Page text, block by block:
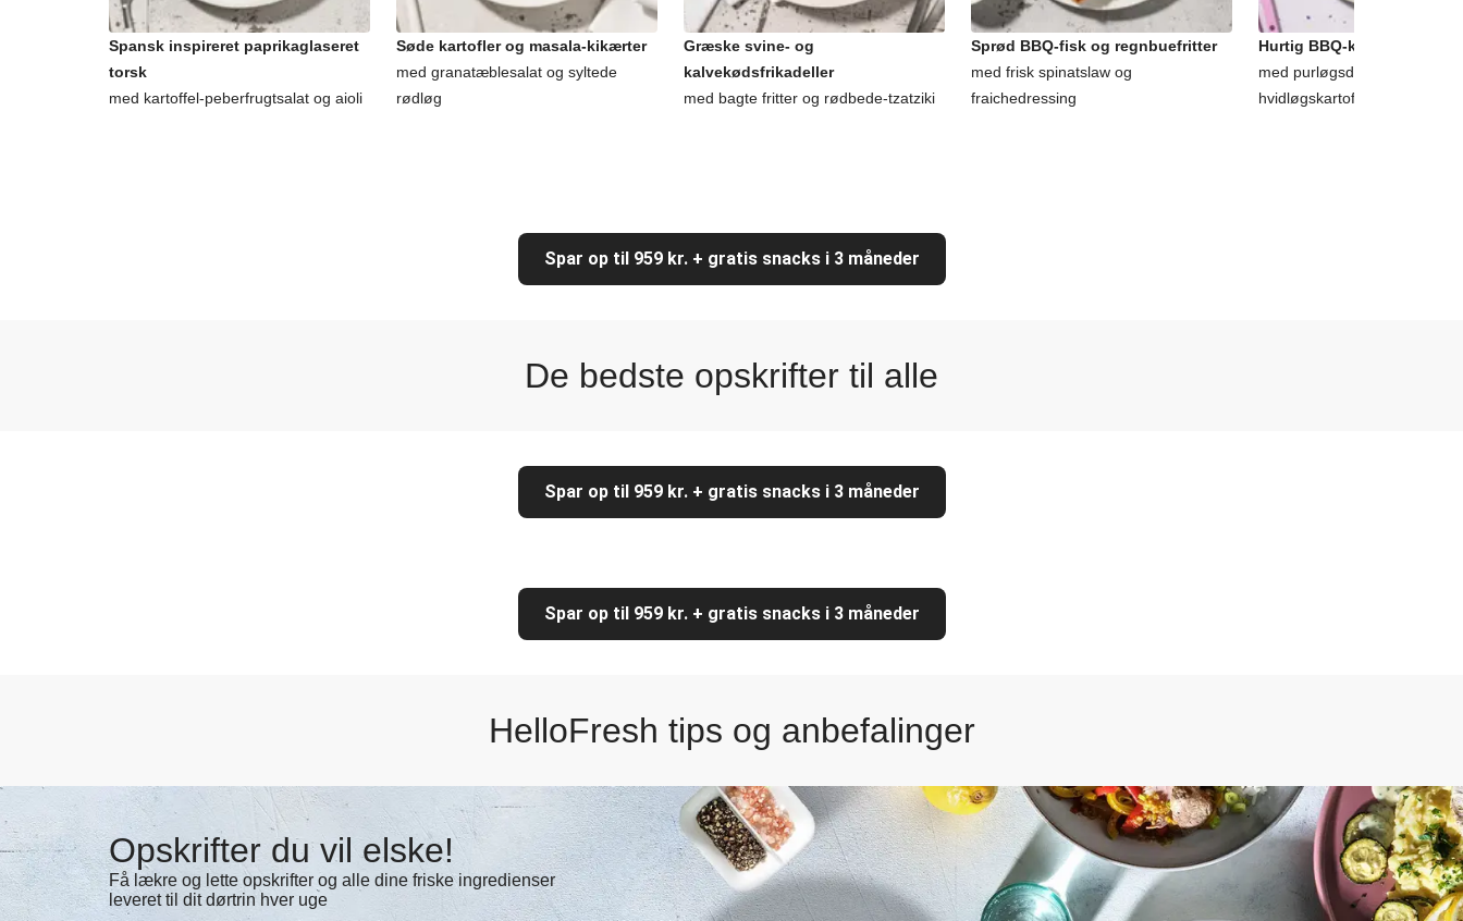
Spansk inspireret paprikaglaseret
torsk
med kartoffel-peberfrugtsalat og aioli
Søde kartofler og masala-kikærter
med granatæblesalat og syltede
rødløg
Græske svine- og
kalvekødsfrikadeller
med bagte fritter og rødbede-tzatziki
Sprød BBQ-fisk og regnbuefritter
med frisk spinatslaw og
fraichedressing
Hurtig BBQ-krydret hvid
med purløgsdressing og
hvidløgskartofler
Spar op til 959 kr. + gratis snacks i 3 måneder
De bedste opskrifter til alle
Spar op til 959 kr. + gratis snacks i 3 måneder
Spar op til 959 kr. + gratis snacks i 3 måneder
HelloFresh tips og anbefalinger
Opskrifter du vil elske!
Få lækre og lette opskrifter og alle dine friske ingredienser
leveret til dit dørtrin hver uge